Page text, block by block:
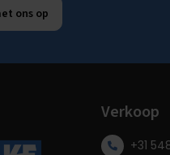
ons op
Verkoop
+31